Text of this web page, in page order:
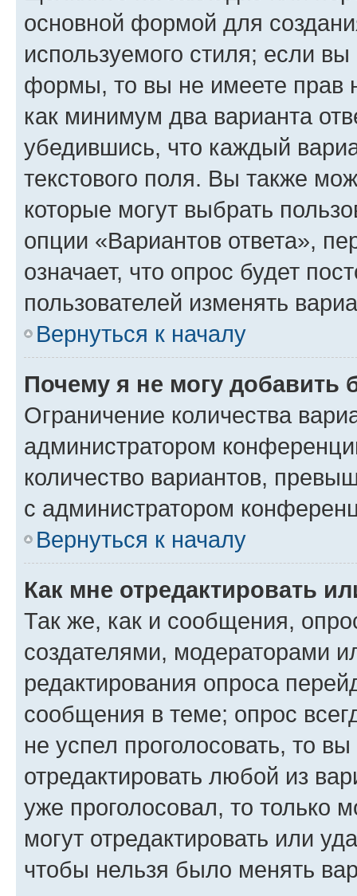
основной формой для
используемого стиля; если
формы, то вы не имеете прав
как минимум два варианта
убедившись, что каждый
текстового поля. Вы также
которые могут выбрать
опции «Вариантов ответа»,
означает, что опрос будет
пользователей изменять
Вернуться к началу
Почему я не могу добавить
Ограничение количества
администратором
количество вариантов,
с администратором
Вернуться к началу
Как мне отредактировать
Так же, как и сообщения,
создателями, модераторами
редактирования опроса
сообщения в теме; опрос
не успел проголосовать, то
отредактировать любой из
уже проголосовал, то только
могут отредактировать или
чтобы нельзя было менять